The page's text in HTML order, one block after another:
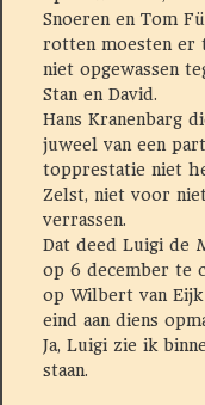
Snoeren en Tom
rotten moesten er
niet opgewassen
Stan en David.
Hans Kranenbarg
juweel van een
topprestatie niet
Zelst, niet voor
verrassen.
Dat deed Luigi de
op 6 december te
op Wilbert van
eind aan diens
Ja, Luigi zie ik
staan.